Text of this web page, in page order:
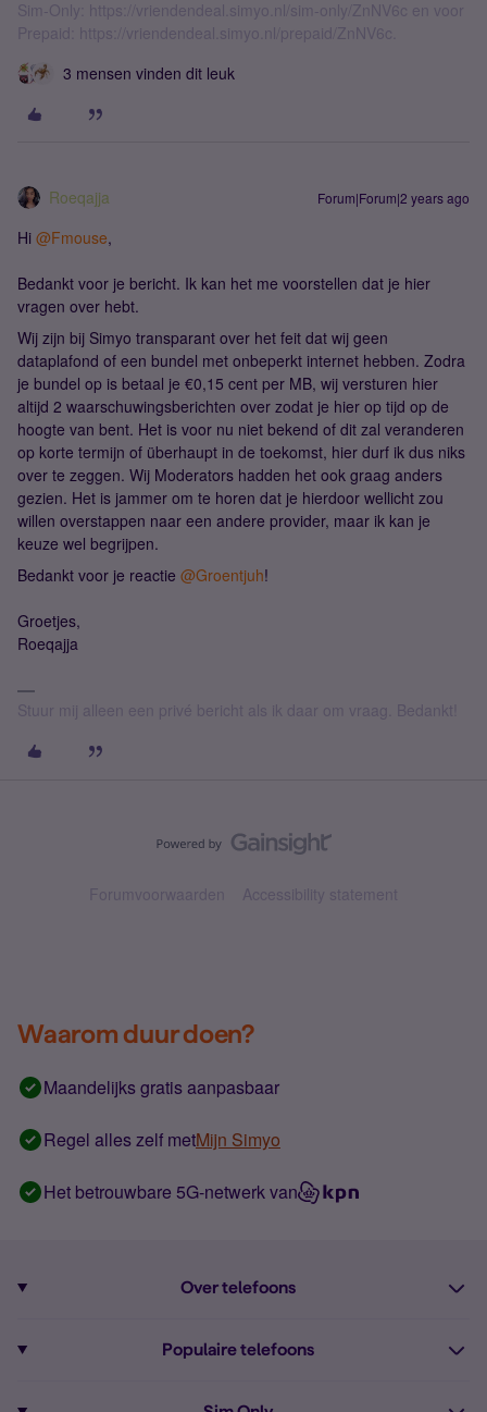
Sim-Only: https://vriendendeal.simyo.nl/sim-only/ZnNV6c en voor
Prepaid: https://vriendendeal.simyo.nl/prepaid/ZnNV6c.
3 mensen vinden dit leuk
Roeqajja Forum|Forum|2 years ago
Hi @Fmouse,
Bedankt voor je bericht. Ik kan het me voorstellen dat je hier
vragen over hebt.
Wij zijn bij Simyo transparant over het feit dat wij geen
dataplafond of een bundel met onbeperkt internet hebben. Zodra
je bundel op is betaal je €0,15 cent per MB, wij versturen hier
altijd 2 waarschuwingsberichten over zodat je hier op tijd op de
hoogte van bent. Het is voor nu niet bekend of dit zal veranderen
op korte termijn of überhaupt in de toekomst, hier durf ik dus niks
over te zeggen. Wij Moderators hadden het ook graag anders
gezien. Het is jammer om te horen dat je hierdoor wellicht zou
willen overstappen naar een andere provider, maar ik kan je
keuze wel begrijpen.
Bedankt voor je reactie @Groentjuh!
Groetjes,
Roeqajja
Stuur mij alleen een privé bericht als ik daar om vraag. Bedankt!
Forumvoorwaarden Accessibility statement
Waarom duur doen?
Maandelijks gratis aanpasbaar
Regel alles zelf metMijn Simyo
Het betrouwbare 5G-netwerk van
Over telefoons
Populaire telefoons